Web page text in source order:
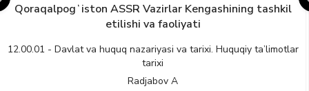
Qoraqalpogʻiston ASSR Vazirlar Kengashining tashkil
etilishi va faoliyati
12.00.01 - Davlat va huquq nazariyasi va tarixi. Huquqiy ta’limotlar
tarixi
Radjabov A